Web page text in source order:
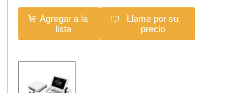
Agregar a la
lista
Llame por su
precio